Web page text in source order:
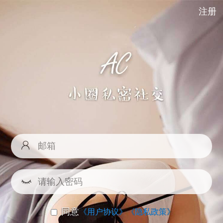
注册
同意《用户协议》《隐私政策》